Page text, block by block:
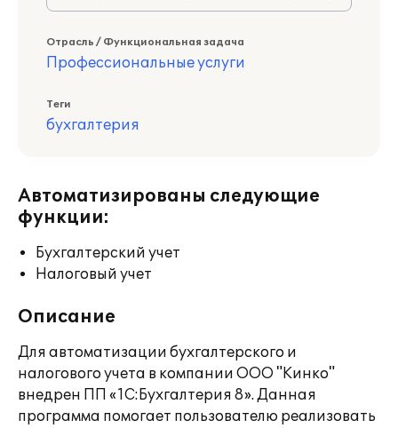
Отрасль / Функциональная задача
Профессиональные услуги
Теги
бухгалтерия
Автоматизированы следующие
функции:
Бухгалтерский учет
Налоговый учет
Описание
Для автоматизации бухгалтерского и
налогового учета в компании ООО "Кинко"
внедрен ПП «1С:Бухгалтерия 8». Данная
программа помогает пользователю реализовать